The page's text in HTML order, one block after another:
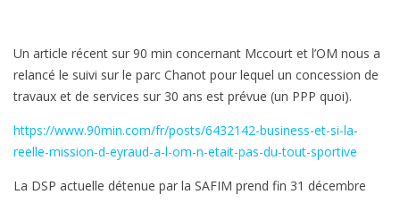
Un article récent sur 90 min concernant Mccourt et l’OM nous a
relancé le suivi sur le parc Chanot pour lequel un concession de
travaux et de services sur 30 ans est prévue (un PPP quoi).
https://www.90min.com/fr/posts/6432142-business-et-si-la-
reelle-mission-d-eyraud-a-l-om-n-etait-pas-du-tout-sportive
La DSP actuelle détenue par la SAFIM prend fin 31 décembre